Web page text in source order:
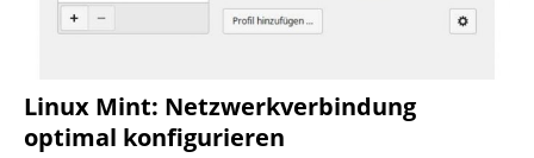
Linux Mint: Netzwerkverbindung
optimal konfigurieren